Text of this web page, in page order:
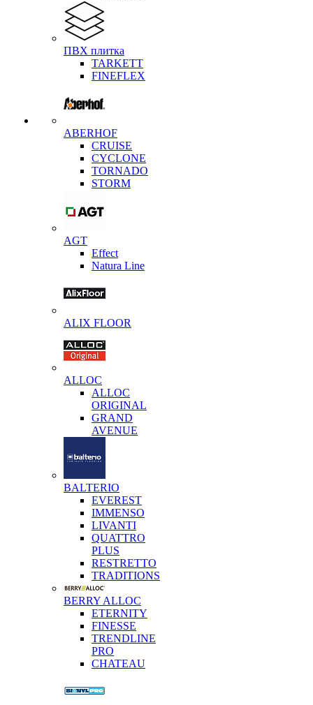
ПВХ плитка
TARKETT
FINEFLEX
ABERHOF
CRUISE
CYCLONE
TORNADO
STORM
AGT
Effect
Natura Line
ALIX FLOOR
ALLOC
ALLOC
ORIGINAL
GRAND
AVENUE
BALTERIO
EVEREST
IMMENSO
LIVANTI
QUATTRO
PLUS
RESTRETTO
TRADITIONS
BERRY ALLOC
ETERNITY
FINESSE
TRENDLINE
PRO
CHATEAU